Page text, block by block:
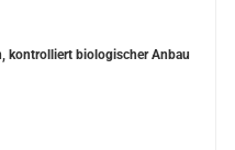
kontrolliert biologischer Anbau